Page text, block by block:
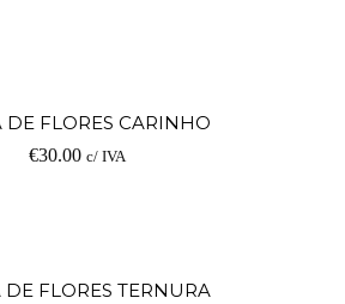
DE FLORES CARINHO
€30.00 c/ IVA
DE FLORES TERNURA